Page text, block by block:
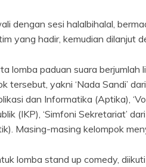
dengan sesi halalbihalal,
yang hadir, kemudian dilanjut
lomba paduan suara
tersebut, yakni ‘Nada Sandi’
dan Informatika (Aptika),
(IKP), ‘Simfoni Sekretariat’
Masing-masing kelompok
lomba stand up comedy,